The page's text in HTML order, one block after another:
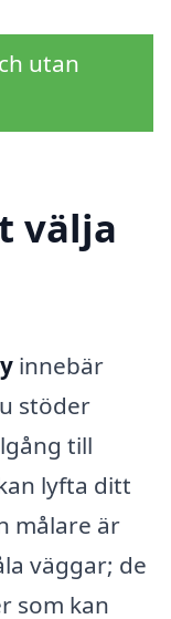
utan
välja
innebär
stöder
till
lyfta ditt
målare är
väggar; de
som kan